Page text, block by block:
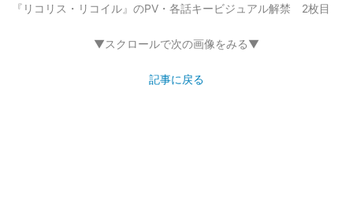
『リコリス・リコイル』のPV・各話キービジュアル解禁 2枚目
▼スクロールで次の画像をみる▼
記事に戻る